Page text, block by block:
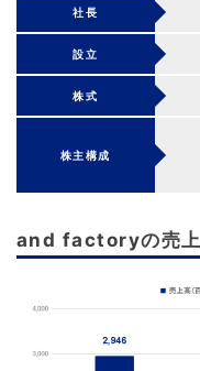
社長
設立
株式
株主構成
and factoryの売上